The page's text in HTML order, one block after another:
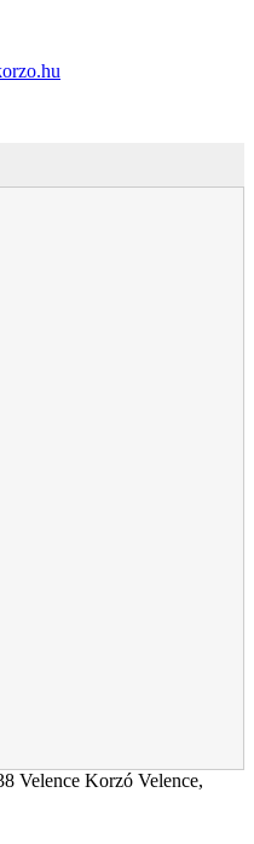
Velence Korzó Velence,